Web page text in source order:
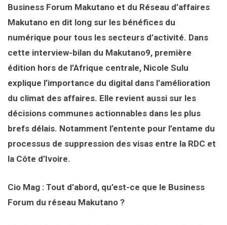
Business Forum Makutano et du Réseau d’affaires
Makutano en dit long sur les bénéfices du
numérique pour tous les secteurs d’activité. Dans
cette interview-bilan du Makutano9, première
édition hors de l’Afrique centrale, Nicole Sulu
explique l’importance du digital dans l’amélioration
du climat des affaires. Elle revient aussi sur les
décisions communes actionnables dans les plus
brefs délais. Notamment l’entente pour l’entame du
processus de suppression des visas entre la RDC et
la Côte d’Ivoire.
Cio Mag : Tout d’abord, qu’est-ce que le Business
Forum du réseau Makutano ?